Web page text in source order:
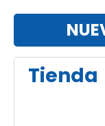
Tienda